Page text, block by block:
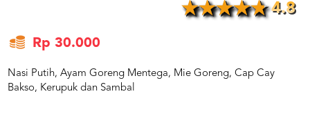
4.8
Rp 30.000
Nasi Putih, Ayam Goreng Mentega, Mie Goreng, Cap Cay
Bakso, Kerupuk dan Sambal